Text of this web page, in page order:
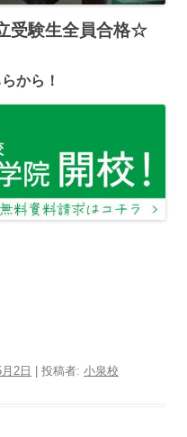
受験生全員合格☆
から！
2日 投稿者: 小泉校